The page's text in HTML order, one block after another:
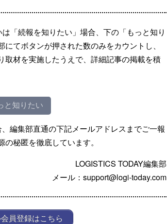
「続報を知りたい」場合、下の「もっと知り
てボタンが押された数のみをカウントし、
取材を実施したうえで、詳細記事の掲載を積
と知りたい
編集部直通の下記メールアドレスまでご一報
秘匿を徹底しています。
LOGISTICS TODAY編集部
メール：support@logi-today.com
員登録はこちら